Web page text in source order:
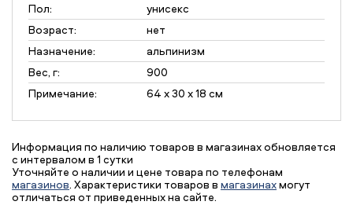
Пол:
унисекс
Возраст:
нет
Назначение:
альпинизм
Вес, г:
900
Примечание:
64 x 30 x 18 см
Информация по наличию товаров в магазинах обновляется
с интервалом в 1 сутки
Уточняйте о наличии и цене товара по телефонам
магазинов. Характеристики товаров в магазинахмогут
отличаться от приведенных на сайте.